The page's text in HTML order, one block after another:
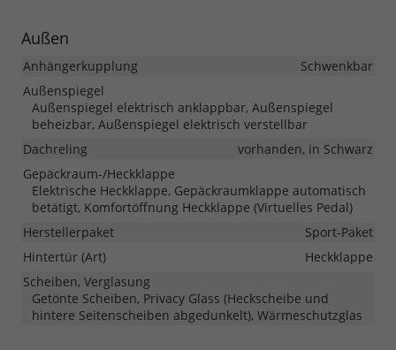
Außen
Anhängerkupplung
Schwenkbar
Außenspiegel
Außenspiegel elektrisch anklappbar, Außenspiegel
beheizbar, Außenspiegel elektrisch verstellbar
Dachreling
vorhanden, in Schwarz
Gepäckraum-/Heckklappe
Elektrische Heckklappe, Gepäckraumklappe automatisch
betätigt, Komfortöffnung Heckklappe (Virtuelles Pedal)
Herstellerpaket
Sport-Paket
Hintertür (Art)
Heckklappe
Scheiben, Verglasung
Getönte Scheiben, Privacy Glass (Heckscheibe und
hintere Seitenscheiben abgedunkelt), Wärmeschutzglas